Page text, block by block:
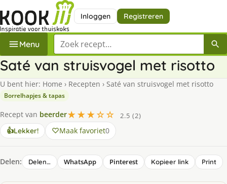
Inloggen Registreren
Menu Zoek een recept
Saté van struisvogel met risotto
U bent hier: Home › Recepten › Saté van struisvogel met risotto
Borrelhapjes & tapas
Recept van beerder★★★☆☆
2.5 (2)
👍Lekker! Maak favoriet0
Delen: Delen… WhatsApp Pinterest Kopieer link Print